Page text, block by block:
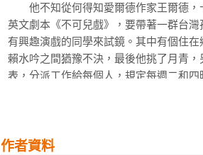
這就是活著的意思嗎？月青從來不是主
觀看他人的視角，直擊人性對名利、階
須在青春過境後才能幡然參透。
他不知從何得知愛爾德作家王爾德，
英文劇本《不可兒戲》，要帶著一群台
有興趣演戲的同學來試鏡。其中有個住
賴水吟之間猶豫不決，最後他挑了月青
表，分派工作給每個人，規定每週二和
進入第三週，第五次排練時，世偉不
作者資料